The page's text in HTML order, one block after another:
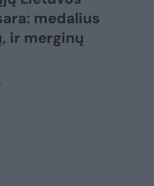
medalius
ir merginų